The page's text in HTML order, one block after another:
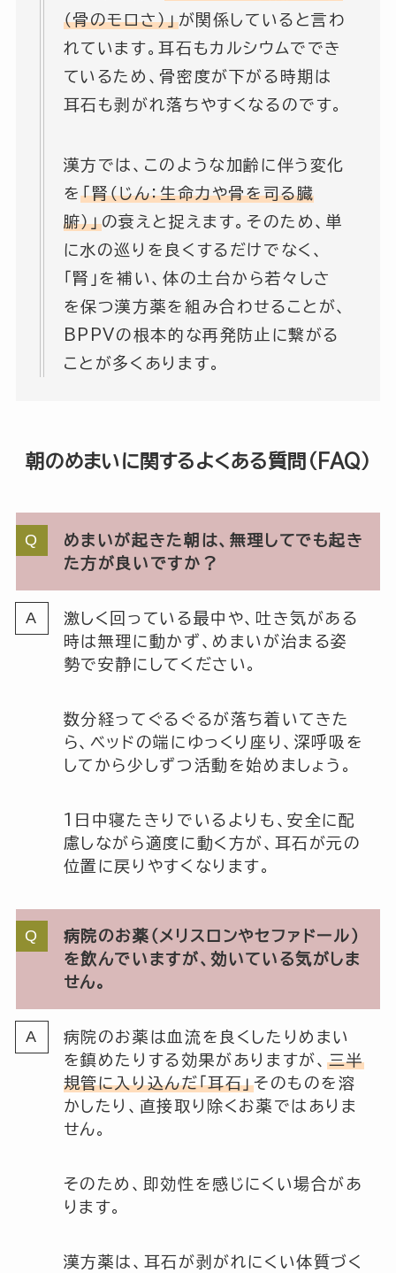
（骨のモロさ）」が関係していると言わ
れています。耳石もカルシウムででき
ているため、骨密度が下がる時期は
耳石も剥がれ落ちやすくなるのです。
漢方では、このような加齢に伴う変化
を「腎（じん：生命力や骨を司る臓
腑）」の衰えと捉えます。そのため、単
に水の巡りを良くするだけでなく、
「腎」を補い、体の土台から若々しさ
を保つ漢方薬を組み合わせることが、
BPPVの根本的な再発防止に繋がる
ことが多くあります。
朝のめまいに関するよくある質問（FAQ）
めまいが起きた朝は、無理してでも起き
た方が良いですか？
激しく回っている最中や、吐き気がある
時は無理に動かず、めまいが治まる姿
勢で安静にしてください。
数分経ってぐるぐるが落ち着いてきた
ら、ベッドの端にゆっくり座り、深呼吸を
してから少しずつ活動を始めましょう。
1日中寝たきりでいるよりも、安全に配
慮しながら適度に動く方が、耳石が元の
位置に戻りやすくなります。
病院のお薬（メリスロンやセファドール）
を飲んでいますが、効いている気がしま
せん。
病院のお薬は血流を良くしたりめまい
を鎮めたりする効果がありますが、三半
規管に入り込んだ「耳石」そのものを溶
かしたり、直接取り除くお薬ではありま
せん。
そのため、即効性を感じにくい場合があ
ります。
漢方薬は、耳石が剥がれにくい体質づく